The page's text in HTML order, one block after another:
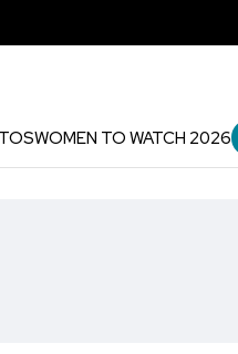
WOMEN TO WATCH 2026